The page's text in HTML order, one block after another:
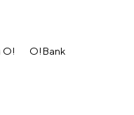
О! O!Bank